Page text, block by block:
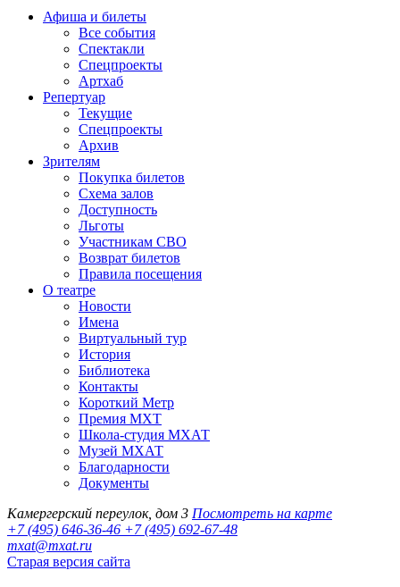
Афиша и билеты
Все события
Спектакли
Спецпроекты
Артхаб
Репертуар
Текущие
Спецпроекты
Архив
Зрителям
Покупка билетов
Схема залов
Доступность
Льготы
Участникам СВО
Возврат билетов
Правила посещения
О театре
Новости
Имена
Виртуальный тур
История
Библиотека
Контакты
Короткий Метр
Премия МХТ
Школа-студия МХАТ
Музей МХАТ
Благодарности
Документы
Камергерский переулок, дом 3 Посмотреть на карте
+7 (495) 646-36-46 +7 (495) 692-67-48‬
mxat@mxat.ru
Старая версия сайта